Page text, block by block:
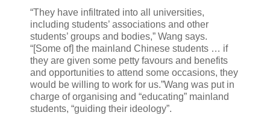
“They have infiltrated into all universities,
including students’ associations and other
students’ groups and bodies,” Wang says.
“[Some of] the mainland Chinese students … if
they are given some petty favours and benefits
and opportunities to attend some occasions, they
would be willing to work for us.”Wang was put in
charge of organising and “educating” mainland
students, “guiding their ideology”.